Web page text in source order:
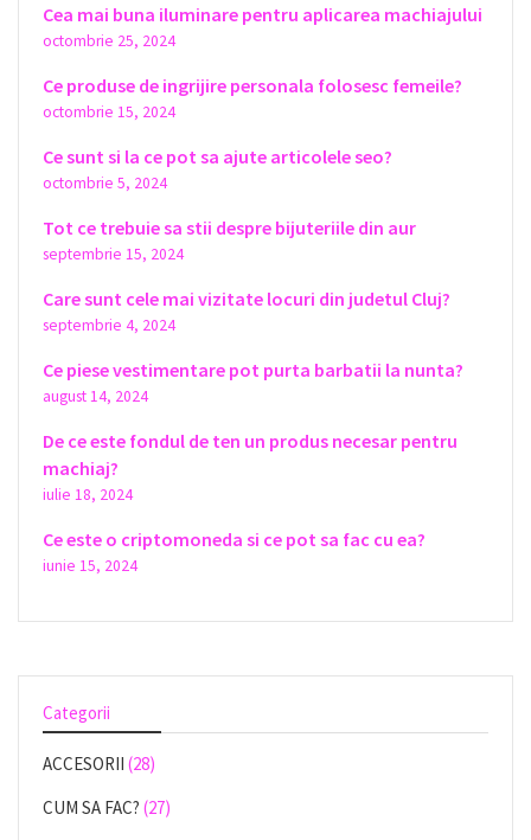
Cea mai buna iluminare pentru aplicarea machiajului
octombrie 25, 2024
Ce produse de ingrijire personala folosesc femeile?
octombrie 15, 2024
Ce sunt si la ce pot sa ajute articolele seo?
octombrie 5, 2024
Tot ce trebuie sa stii despre bijuteriile din aur
septembrie 15, 2024
Care sunt cele mai vizitate locuri din judetul Cluj?
septembrie 4, 2024
Ce piese vestimentare pot purta barbatii la nunta?
august 14, 2024
De ce este fondul de ten un produs necesar pentru
machiaj?
iulie 18, 2024
Ce este o criptomoneda si ce pot sa fac cu ea?
iunie 15, 2024
Categorii
ACCESORII (28)
CUM SA FAC? (27)